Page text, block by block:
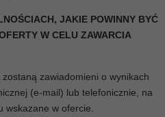
JAKIE POWINNY BYĆ
W CELU ZAWARCIA
zawiadomieni o wynikach
(e-mail) lub telefonicznie, na
w ofercie.